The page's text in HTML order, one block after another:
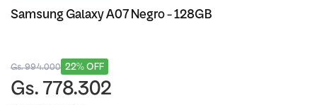
Samsung Galaxy A07 Negro - 128GB
22% OFF
Gs. 994.000
Gs. 778.302